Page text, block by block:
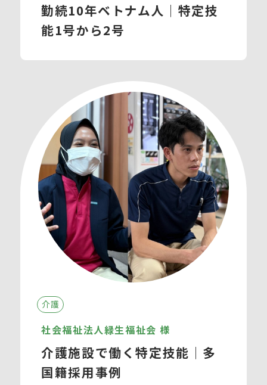
勤続10年ベトナム人｜特定技
能1号から2号
介護
社会福祉法人緑生福祉会 様
介護施設で働く特定技能｜多
国籍採用事例